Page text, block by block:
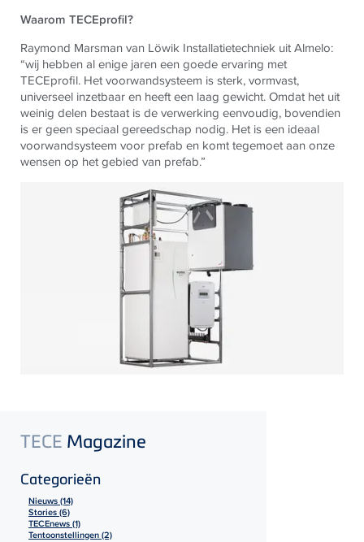
Waarom TECEprofil?
Raymond Marsman van Löwik Installatietechniek uit Almelo:
“wij hebben al enige jaren een goede ervaring met
TECEprofil. Het voorwandsysteem is sterk, vormvast,
universeel inzetbaar en heeft een laag gewicht. Omdat het uit
weinig delen bestaat is de verwerking eenvoudig, bovendien
is er geen speciaal gereedschap nodig. Het is een ideaal
voorwandsysteem voor prefab en komt tegemoet aan onze
wensen op het gebied van prefab.”
TECE Magazine
Categorieën
Nieuws (14)
Stories (6)
TECEnews (1)
Tentoonstellingen (2)